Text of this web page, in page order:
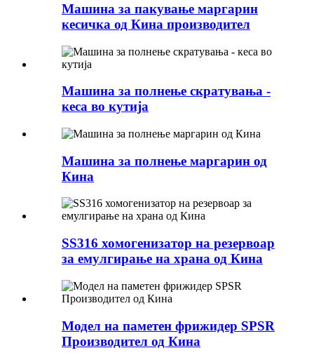
Машина за пакување маргарин
кесичка од Кина производител
Машина за полнење скратувања -
кеса во кутија
Машина за полнење маргарин од
Кина
SS316 хомогенизатор на резервоар
за емулгирање на храна од Кина
Модел на паметен фрижидер SPSR
Производител од Кина